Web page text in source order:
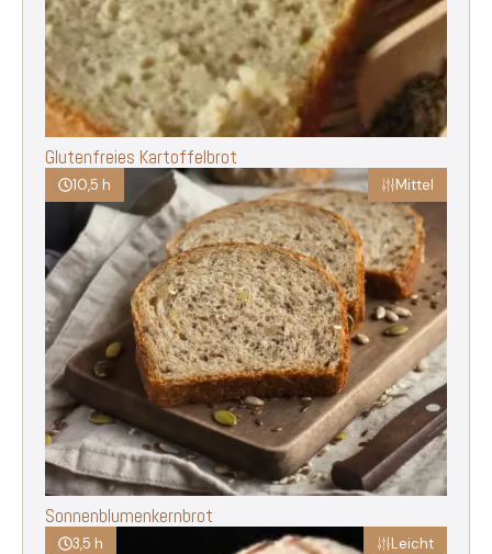
Glutenfreies Kartoffelbrot
10,5 h Mittel
Sonnenblumenkernbrot
3,5 h Leicht